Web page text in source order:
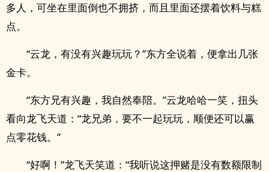
多人，可坐在里面倒也不拥挤，而且里面还摆着饮料与糕
点。
“云龙，有没有兴趣玩玩？”东方全说着，便拿出几张
金卡。
“东方兄有兴趣，我自然奉陪。”云龙哈哈一笑，扭头
看向龙飞天道：“龙兄弟，要不一起玩玩，顺便还可以赢
点零花钱。”
“好啊！”龙飞天笑道：“我听说这押赌是没有数额限制